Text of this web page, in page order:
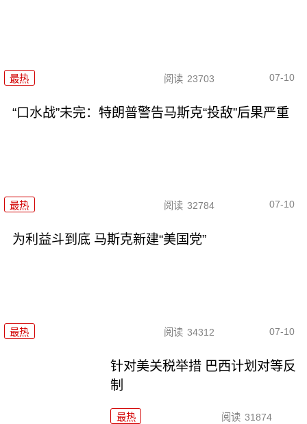
最热 阅读 23703 07-10
“口水战”未完：特朗普警告马斯克“投敌”后果严重
最热 阅读 32784 07-10
为利益斗到底 马斯克新建“美国党”
最热 阅读 34312 07-10
针对美关税举措 巴西计划对等反
制
最热 阅读 31874